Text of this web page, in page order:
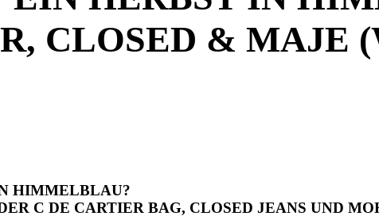
CLOSED & MAJE
HIMMELBLAU?
C DE CARTIER BAG, CLOSED JEANS UND